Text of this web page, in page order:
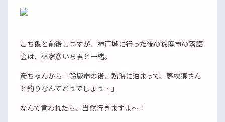
こち亀と前後しますが、神戸城に行った後の鈴鹿市の落語
会は、林家彦いち君と一緒。
彦ちゃんから「鈴鹿市の後、熱海に泊まって、夢枕獏さん
と釣りなんてどうでしょう…」
なんて言われたら、当然行きますよ〜！